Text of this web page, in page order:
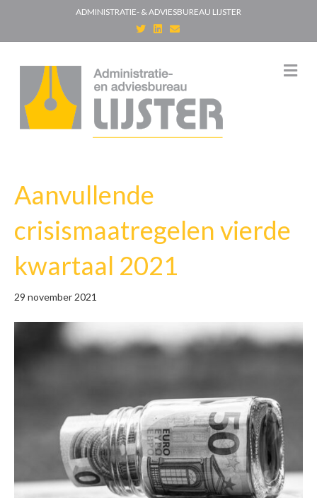
ADMINISTRATIE- & ADVIESBUREAU LIJSTER
T
w
i
e
r
n
d
i
n
E
m
a
M
e
Aanvullende
crisismaatregelen vierde
kwartaal 2021
29 november 2021